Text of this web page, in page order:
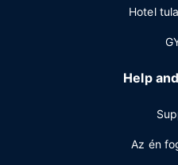
Hotel
Help
Az én